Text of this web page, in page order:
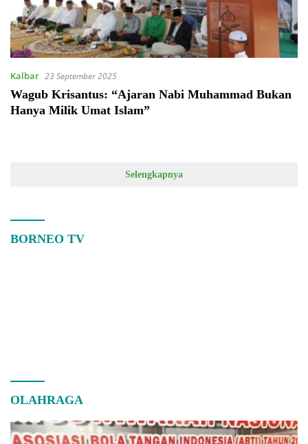
Kalbar 23 September 2025
Wagub Krisantus: “Ajaran Nabi Muhammad Bukan
Hanya Milik Umat Islam”
Selengkapnya
BORNEO TV
OLAHRAGA